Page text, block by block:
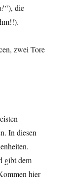
), die
zwei Tore
In diesen
gibt dem
hier